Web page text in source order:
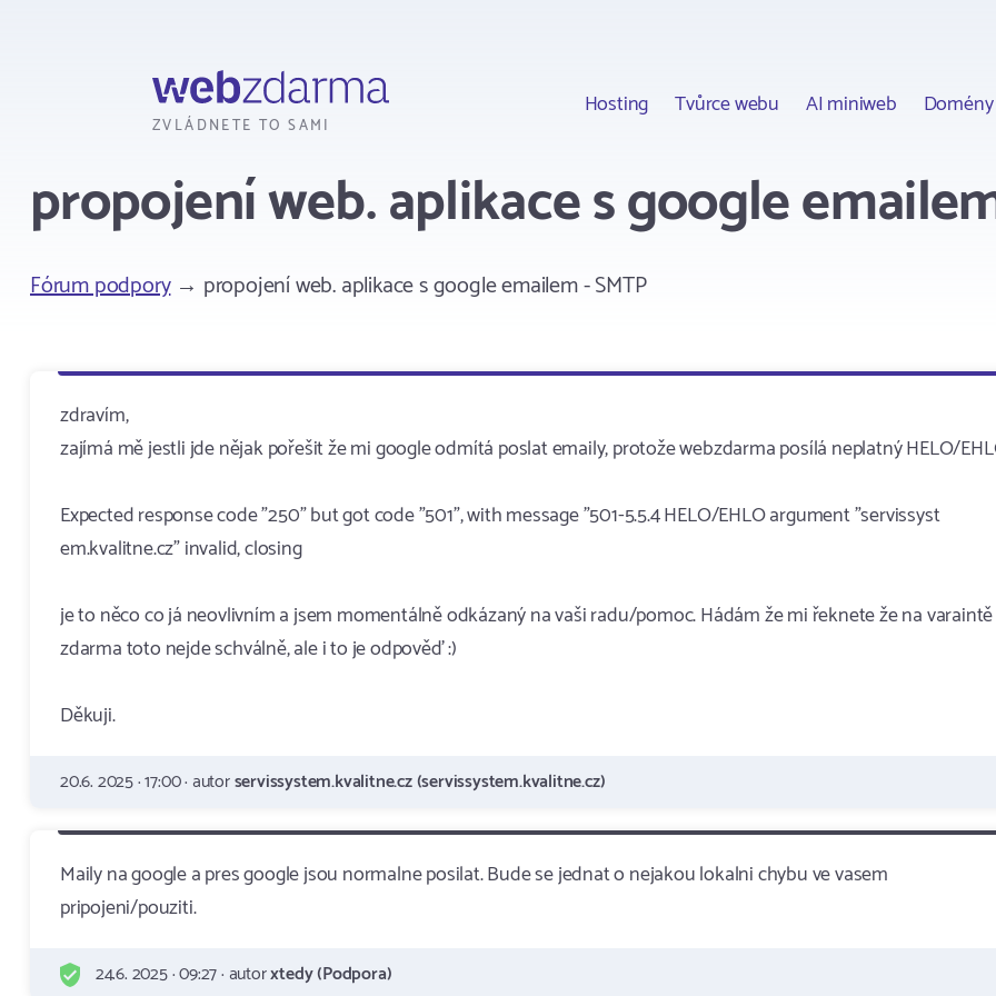
ZVLÁDNETE TO SAMI
Hosting Tvůrce webu AI miniweb Domény
propojení web. aplikace s google
Fórum podpory→ propojení web. aplikace s google emailem - SMTP
zdravím,
zajímá mě jestli jde nějak pořešit že mi google odmítá poslat emaily, protože webzdarma posílá neplatný HELO/
Expected response code "250" but got code "501", with message "501-5.5.4 HELO/EHLO argument "servi​ssyst​
em.kvalitne.cz" invalid, closing
je to něco co já neovlivním a jsem momentálně odkázaný na vaši radu/pomoc. Hádám že mi řeknete že na varaintě
zdarma toto nejde schválně, ale i to je odpověď :)
Děkuji.
20.6. 2025 · 17:00 · autorservissystem.kvalitne.cz (servissystem.kvalitne.cz)
Maily na google a pres google jsou normalne posilat. Bude se jednat o nejakou lokalni chybu ve vasem
pripojeni/pouziti.
24.6. 2025 · 09:27 · autorxtedy (Podpora)